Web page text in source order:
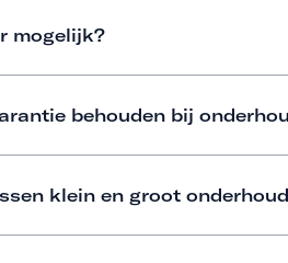
mogelijk?
behouden bij
klein en groot